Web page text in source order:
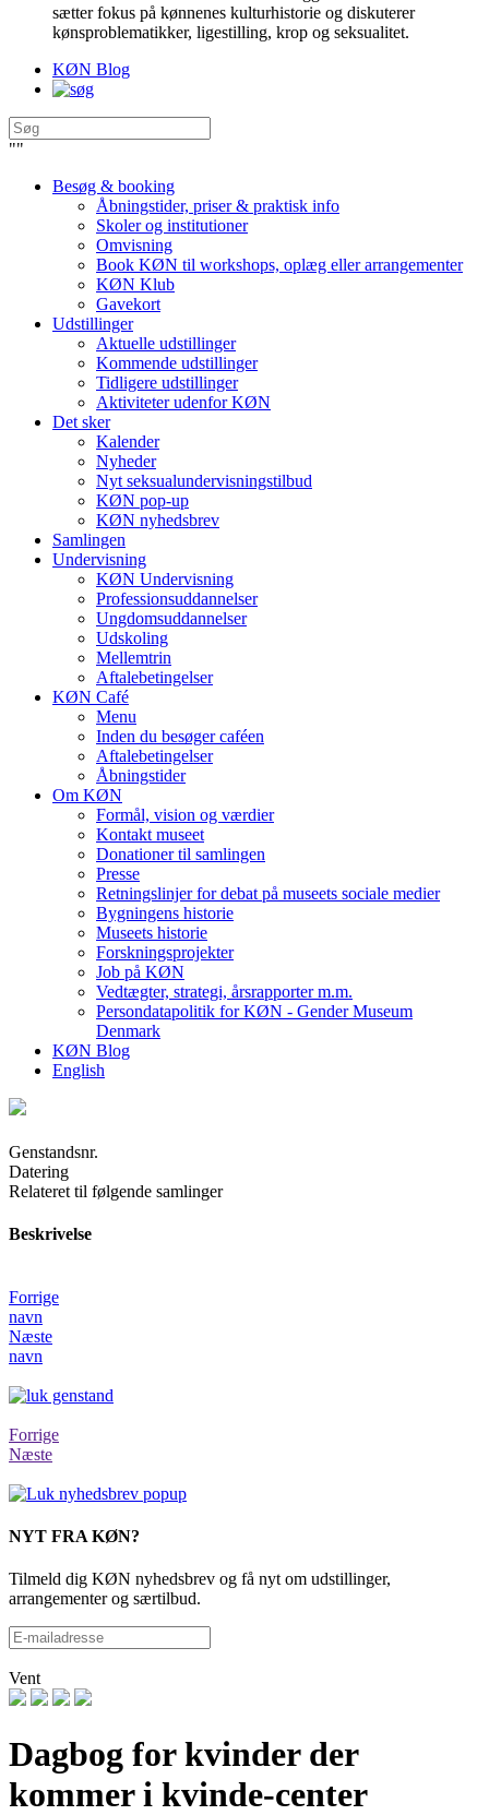
sætter fokus på kønnenes kulturhistorie og diskuterer
kønsproblematikker, ligestilling, krop og seksualitet.
KØN Blog
""
Besøg & booking
Åbningstider, priser & praktisk info
Skoler og institutioner
Omvisning
Book KØN til workshops, oplæg eller arrangementer
KØN Klub
Gavekort
Udstillinger
Aktuelle udstillinger
Kommende udstillinger
Tidligere udstillinger
Aktiviteter udenfor KØN
Det sker
Kalender
Nyheder
Nyt seksualundervisningstilbud
KØN pop-up
KØN nyhedsbrev
Samlingen
Undervisning
KØN Undervisning
Professionsuddannelser
Ungdomsuddannelser
Udskoling
Mellemtrin
Aftalebetingelser
KØN Café
Menu
Inden du besøger caféen
Aftalebetingelser
Åbningstider
Om KØN
Formål, vision og værdier
Kontakt museet
Donationer til samlingen
Presse
Retningslinjer for debat på museets sociale medier
Bygningens historie
Museets historie
Forskningsprojekter
Job på KØN
Vedtægter, strategi, årsrapporter m.m.
Persondatapolitik for KØN - Gender Museum
Denmark
KØN Blog
English
Genstandsnr.
Datering
Relateret til følgende samlinger
Beskrivelse
Forrige
navn
Næste
navn
Forrige
Næste
NYT FRA KØN?
Tilmeld dig KØN nyhedsbrev og få nyt om udstillinger,
arrangementer og særtilbud.
Vent
Dagbog for kvinder der
kommer i kvinde-center